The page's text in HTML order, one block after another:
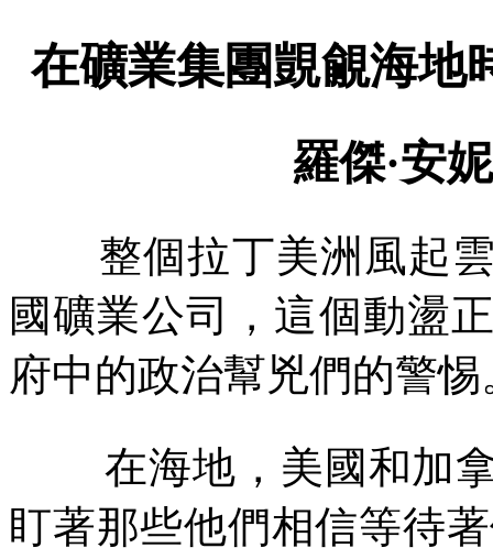
在礦業集團覬覦海地
羅傑·安
整個拉丁美洲風起
國礦業公司，這個動盪
府中的政治幫兇們的警惕
在海地，美國和加
盯著那些他們相信等待